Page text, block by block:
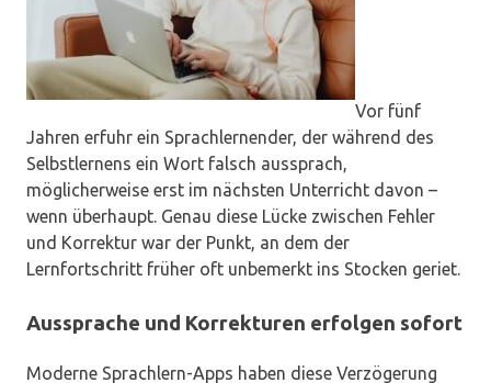
Vor fünf
Jahren erfuhr ein Sprachlernender, der während des
Selbstlernens ein Wort falsch aussprach,
möglicherweise erst im nächsten Unterricht davon –
wenn überhaupt. Genau diese Lücke zwischen Fehler
und Korrektur war der Punkt, an dem der
Lernfortschritt früher oft unbemerkt ins Stocken geriet.
Aussprache und Korrekturen erfolgen sofort
Moderne Sprachlern-Apps haben diese Verzögerung